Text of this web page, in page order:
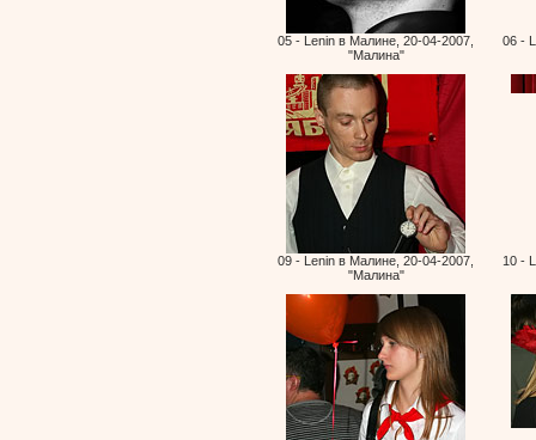
05 - Lenin в Малине, 20-04-2007,
"Малина"
06 -
09 - Lenin в Малине, 20-04-2007,
"Малина"
10 -